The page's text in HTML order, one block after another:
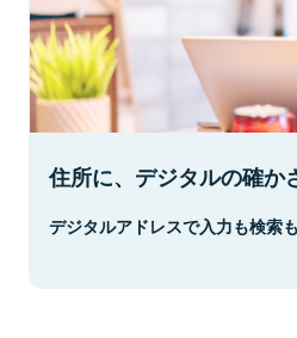
住所に、デジタルの確か
デジタルアドレスで入力も検索